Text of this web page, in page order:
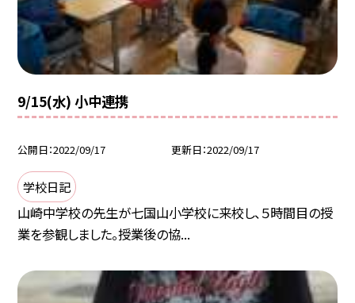
9/15(水) 小中連携
公開日 2022/09/17 更新日 2022/09/17
学校日記
山崎中学校の先生が七国山小学校に来校し、５時間目の授
業を参観しました。授業後の協...